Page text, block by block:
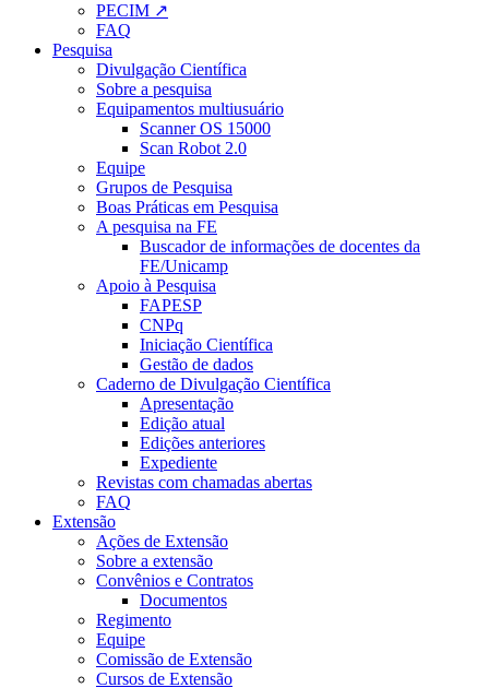
PECIM ↗
FAQ
Pesquisa
Divulgação Científica
Sobre a pesquisa
Equipamentos multiusuário
Scanner OS 15000
Scan Robot 2.0
Equipe
Grupos de Pesquisa
Boas Práticas em Pesquisa
A pesquisa na FE
Buscador de informações de docentes da
FE/Unicamp
Apoio à Pesquisa
FAPESP
CNPq
Iniciação Científica
Gestão de dados
Caderno de Divulgação Científica
Apresentação
Edição atual
Edições anteriores
Expediente
Revistas com chamadas abertas
FAQ
Extensão
Ações de Extensão
Sobre a extensão
Convênios e Contratos
Documentos
Regimento
Equipe
Comissão de Extensão
Cursos de Extensão